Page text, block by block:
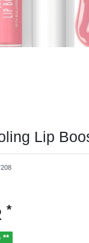
Lip
*
**